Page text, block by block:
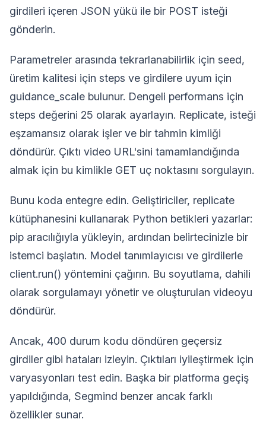
girdileri içeren JSON yükü ile bir POST isteği
gönderin.
Parametreler arasında tekrarlanabilirlik için seed,
üretim kalitesi için steps ve girdilere uyum için
guidance_scale bulunur. Dengeli performans için
steps değerini 25 olarak ayarlayın. Replicate, isteği
eşzamansız olarak işler ve bir tahmin kimliği
döndürür. Çıktı video URL'sini tamamlandığında
almak için bu kimlikle GET uç noktasını sorgulayın.
Bunu koda entegre edin. Geliştiriciler, replicate
kütüphanesini kullanarak Python betikleri yazarlar:
pip aracılığıyla yükleyin, ardından belirtecinizle bir
istemci başlatın. Model tanımlayıcısı ve girdilerle
client.run() yöntemini çağırın. Bu soyutlama, dahili
olarak sorgulamayı yönetir ve oluşturulan videoyu
döndürür.
Ancak, 400 durum kodu döndüren geçersiz
girdiler gibi hataları izleyin. Çıktıları iyileştirmek için
varyasyonları test edin. Başka bir platforma geçiş
yapıldığında, Segmind benzer ancak farklı
özellikler sunar.